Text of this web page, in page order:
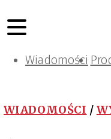
Wiadomości
Projektowanie i
Zarządzanie i IT
Tematy
WIADOMOŚCI /